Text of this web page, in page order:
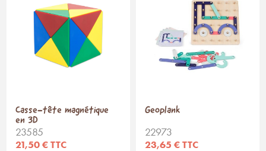
Casse-tête magnétique
en 3D
23585
21,50 € TTC
Geoplank
22973
23,65 € TTC